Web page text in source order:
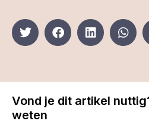
Vond je dit artikel
weten